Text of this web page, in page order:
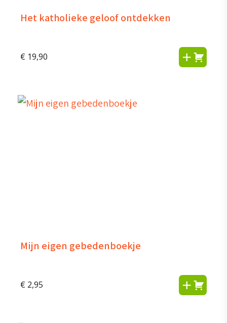
Het katholieke geloof ontdekken
€ 19,90
Mijn eigen gebedenboekje
€ 2,95